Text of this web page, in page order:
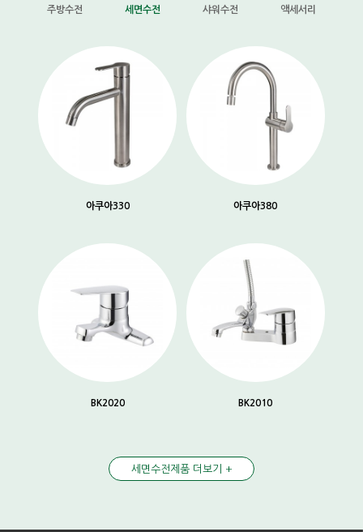
주방수전 세면수전 샤워수전 액세서리
아쿠아330 아쿠아380
BK2020 BK2010
세면수전제품 더보기 +